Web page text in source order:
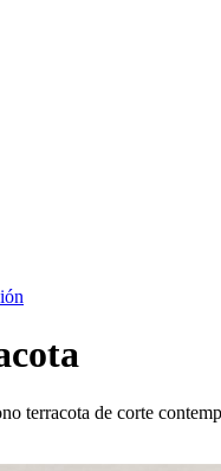
terracota de corte